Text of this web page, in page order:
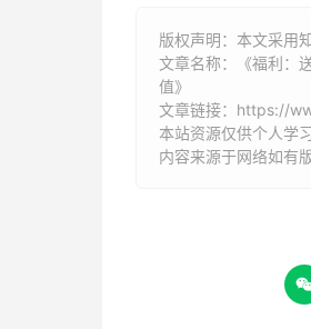
版权声明：本文采用
文章名称：《福利：
值》
文章链接： https://
本站资源仅供个人学
内容来源于网络如有